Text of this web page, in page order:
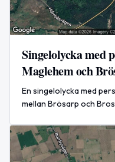
Singelolycka med
Maglehem och
En singelolycka med
mellan Brösarp och